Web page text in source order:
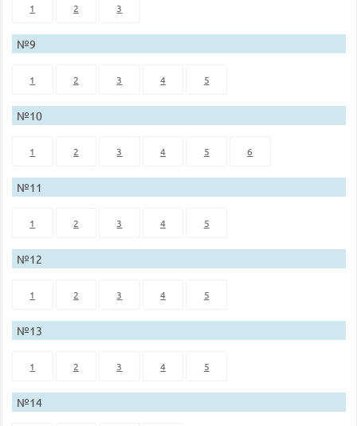
1 2 3
№9
1 2 3 4 5
№10
1 2 3 4 5 6
№11
1 2 3 4 5
№12
1 2 3 4 5
№13
1 2 3 4 5
№14